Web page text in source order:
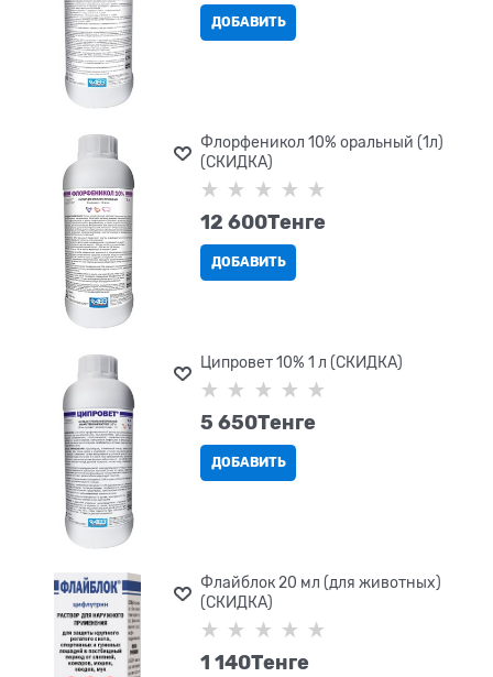
ДОБАВИТЬ
Флорфеникол 10% оральный (1л)
(СКИДКА)
12 600Tенге
ДОБАВИТЬ
Ципровет 10% 1 л (СКИДКА)
5 650Tенге
ДОБАВИТЬ
Флайблок 20 мл (для животных)
(СКИДКА)
1 140Tенге